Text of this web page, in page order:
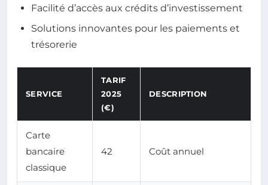
Facilité d’accès aux crédits d’investissement
Solutions innovantes pour les paiements et
trésorerie
SERVICE
TARIF
2025
(€)
DESCRIPTION
Carte
bancaire
classique
42 Coût annuel